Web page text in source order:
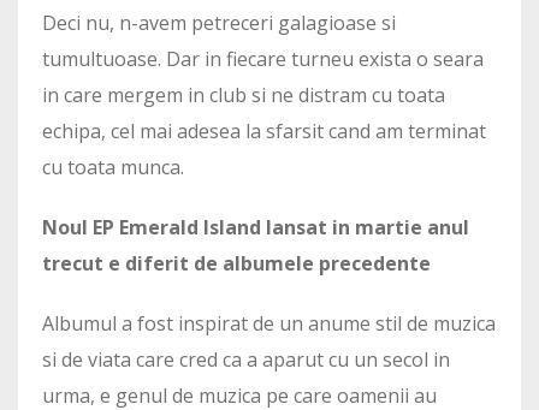
Deci nu, n-avem petreceri galagioase si
tumultuoase. Dar in fiecare turneu exista o seara
in care mergem in club si ne distram cu toata
echipa, cel mai adesea la sfarsit cand am terminat
cu toata munca.
Noul EP Emerald Island lansat in martie anul
trecut e diferit de albumele precedente
Albumul a fost inspirat de un anume stil de muzica
si de viata care cred ca a aparut cu un secol in
urma, e genul de muzica pe care oamenii au